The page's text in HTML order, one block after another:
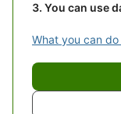
You can use
What you can